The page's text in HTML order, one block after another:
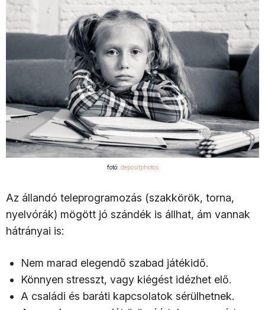
fotó: depositphotos
Az állandó teleprogramozás (szakkörök, torna,
nyelvórák) mögött jó szándék is állhat, ám vannak
hátrányai is:
Nem marad elegendő szabad játékidő.
Könnyen stresszt, vagy kiégést idézhet elő.
A családi és baráti kapcsolatok sérülhetnek.